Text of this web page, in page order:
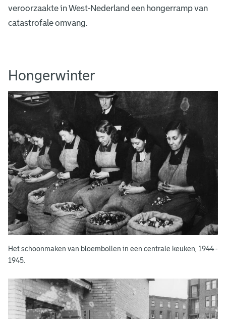
veroorzaakte in West-Nederland een hongerramp van
catastrofale omvang.
Hongerwinter
Het schoonmaken van bloembollen in een centrale keuken, 1944 -
1945.